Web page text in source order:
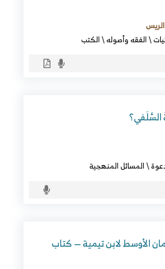
\الفقه وأصوله\الكتب
السَّلَفي؟
\المسائل المنهجية
الأوسط لابن تيمية — كتاب